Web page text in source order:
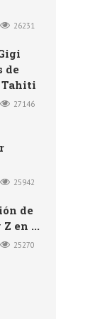
26231
de
Tahiti
27146
25942
de
en ...
25270